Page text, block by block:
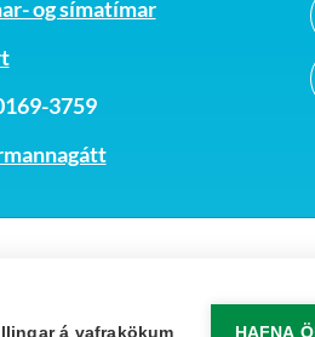
á vafrakökum HAFNA
og símatímar
3759